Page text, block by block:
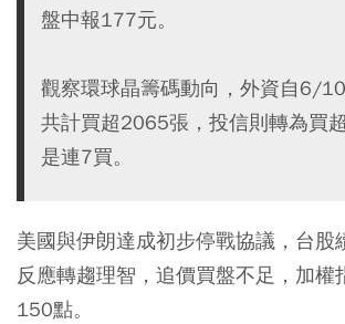
盤中報177元。
觀察環球晶籌碼動向，外資自6/
共計買超2065張，投信則轉為買
是連7買。
美國與伊朗達成初步停戰協議，台股
反應轉趨理智，追價買盤不足，加權
150點。